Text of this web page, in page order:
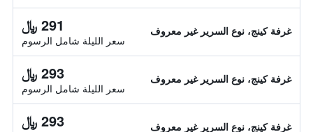
غرفة كينج، نوع السرير غير معروف 291 ﷼
سعر الليلة شامل الرسوم
غرفة كينج، نوع السرير غير معروف 293 ﷼
سعر الليلة شامل الرسوم
غرفة كينج، نوع السرير غير معروف 293 ﷼